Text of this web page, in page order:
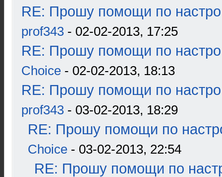
RE: Прошу помощи по
prof343 - 02-02-2013, 17:25
RE: Прошу помощи по
Choice - 02-02-2013, 18:13
RE: Прошу помощи по
prof343 - 03-02-2013, 18:29
RE: Прошу помощи по
Choice - 03-02-2013, 22:54
RE: Прошу помощи по